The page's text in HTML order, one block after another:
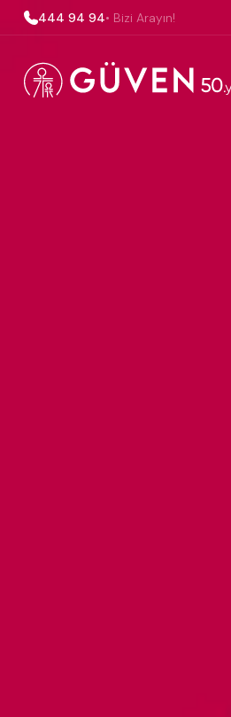
444 94 94• Bizi Arayın!